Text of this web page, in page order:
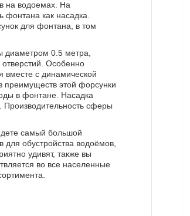
на водоемах. На
фонтана как насадка.
для фонтана, в том
диаметром 0.5 метра,
Особенно
вместе с динамической
преимуществ этой форсунки
в фонтане. Насадка
сферы
самый большой
для обустройства водоёмов,
удивят, также вы
во все населенные